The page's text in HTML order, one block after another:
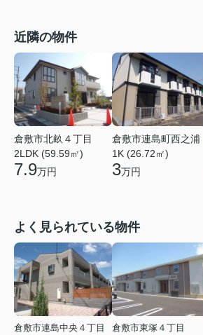
近隣の物件
倉敷市北畝４丁目
2LDK (59.59㎡)
7.9万円
倉敷市連島町西之浦
1K (26.72㎡)
3万円
よく見られている物件
倉敷市連島中央４丁目
倉敷市東塚４丁目